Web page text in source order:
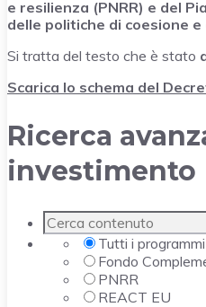
e resilienza (PNRR) e del
delle politiche di coesione
Si tratta del testo che è stato
Scarica lo schema del
Ricerca
investimento
Tutti i programmi
Fondo
PNRR
REACT EU